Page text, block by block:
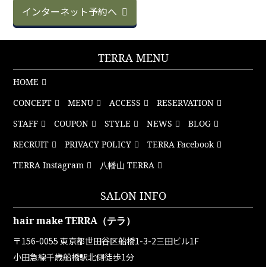
インターネット予約へ
TERRA MENU
HOME
CONCEPT
MENU ACCESS
RESERVATION
STAFF
COUPON STYLE NEWS
BLOG
RECRUIT
PRIVACY POLICY
TERRA Facebook
TERRA Instagram
八幡山 TERRA
SALON INFO
hair make TERRA（テラ）
〒156-0055 東京都世田谷区船橋1-3-2三田ビル1F
小田急線千歳船橋駅北側徒歩1分